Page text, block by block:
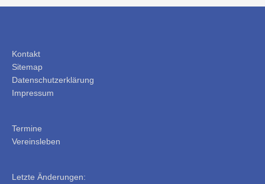
Kontakt
Sitemap
Datenschutzerklärung
Impressum
Termine
Vereinsleben
Letzte Änderungen: